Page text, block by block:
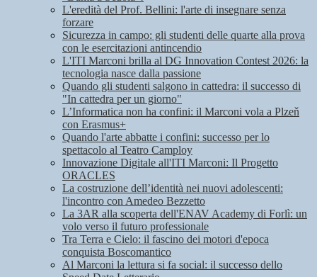
L'eredità del Prof. Bellini: l'arte di insegnare senza
forzare
Sicurezza in campo: gli studenti delle quarte alla prova
con le esercitazioni antincendio
L'ITI Marconi brilla al DG Innovation Contest 2026: la
tecnologia nasce dalla passione
Quando gli studenti salgono in cattedra: il successo di
"In cattedra per un giorno"
L’Informatica non ha confini: il Marconi vola a Plzeň
con Erasmus+
Quando l'arte abbatte i confini: successo per lo
spettacolo al Teatro Camploy
Innovazione Digitale all'ITI Marconi: Il Progetto
ORACLES
La costruzione dell’identità nei nuovi adolescenti:
l'incontro con Amedeo Bezzetto
La 3AR alla scoperta dell'ENAV Academy di Forlì: un
volo verso il futuro professionale
Tra Terra e Cielo: il fascino dei motori d'epoca
conquista Boscomantico
Al Marconi la lettura si fa social: il successo dello